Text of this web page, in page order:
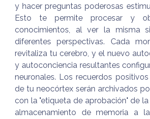
y hacer preguntas poderosas
Esto te permite procesar y
conocimientos, al ver la misma
diferentes perspectivas. Cada
revitaliza tu cerebro, y el nuevo
y autoconciencia resultantes
neuronales. Los recuerdos
de tu neocórtex serán archivados
con la "etiqueta de aprobación" de
almacenamiento de memoria a